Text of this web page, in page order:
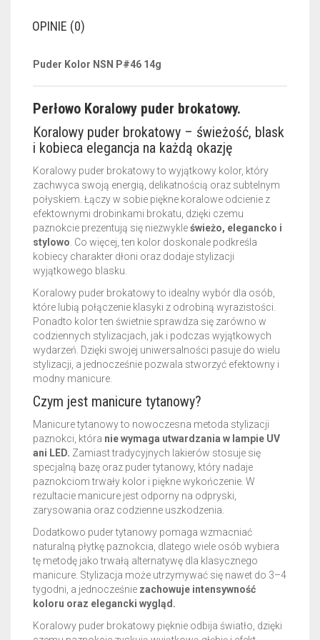
OPINIE (0)
Puder Kolor NSN P#46 14g
Perłowo Koralowy puder brokatowy.
Koralowy puder brokatowy – świeżość, blask
i kobieca elegancja na każdą okazję
Koralowy puder brokatowy to wyjątkowy kolor, który
zachwyca swoją energią, delikatnością oraz subtelnym
połyskiem. Łączy w sobie piękne koralowe odcienie z
efektownymi drobinkami brokatu, dzięki czemu
paznokcie prezentują się niezwykleświeżo, elegancko i
stylowo . Co więcej, ten kolor doskonale podkreśla
kobiecy charakter dłoni oraz dodaje stylizacji
wyjątkowego blasku.
Koralowy puder brokatowy to idealny wybór dla osób,
które lubią połączenie klasyki z odrobiną wyrazistości.
Ponadto kolor ten świetnie sprawdza się zarówno w
codziennych stylizacjach, jak i podczas wyjątkowych
wydarzeń. Dzięki swojej uniwersalności pasuje do wielu
stylizacji, a jednocześnie pozwala stworzyć efektowny i
modny manicure.
Czym jest manicure tytanowy?
Manicure tytanowy to nowoczesna metoda stylizacji
paznokci, która nie wymaga utwardzania w lampie UV
ani LED. Zamiast tradycyjnych lakierów stosuje się
specjalną bazę oraz puder tytanowy, który nadaje
paznokciom trwały kolor i piękne wykończenie. W
rezultacie manicure jest odporny na odpryski,
zarysowania oraz codzienne uszkodzenia.
Dodatkowo puder tytanowy pomaga wzmacniać
naturalną płytkę paznokcia, dlatego wiele osób wybiera
tę metodę jako trwałą alternatywę dla klasycznego
manicure. Stylizacja może utrzymywać się nawet do 3–4
tygodni, a jednocześnie zachowuje intensywność
koloru oraz elegancki wygląd.
Koralowy puder brokatowy pięknie odbija światło, dzięki